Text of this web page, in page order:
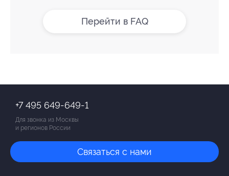
Перейти в FAQ
+7 495 649-649-1
Для звонка из Москвы
и регионов России
Связаться с нами